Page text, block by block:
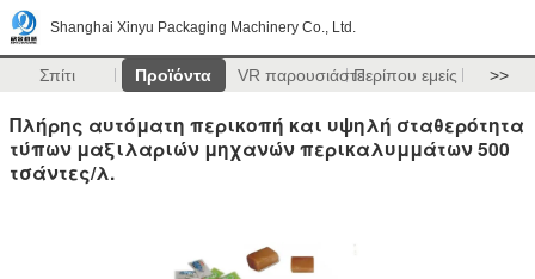
Shanghai Xinyu Packaging Machinery Co., Ltd.
Σπίτι Προϊόντα VR παρουσιάστεΠερίπου εμείς >>
Πλήρης αυτόματη περικοπή και υψηλή σταθερότητα
τύπων μαξιλαριών μηχανών περικαλυμμάτων 500
τσάντες/λ.